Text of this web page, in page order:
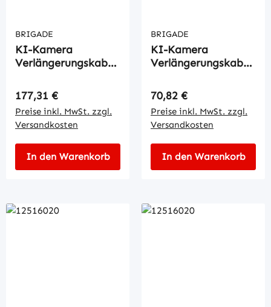
BRIGADE
KI-Kamera
Verlängerungskabel
Regulärer Preis:
177,31 €
Preise inkl. MwSt. zzgl.
Versandkosten
In den Warenkorb
BRIGADE
KI-Kamera
Verlängerungskabel
Regulärer Preis:
70,82 €
Preise inkl. MwSt. zzgl.
Versandkosten
In den Warenkorb